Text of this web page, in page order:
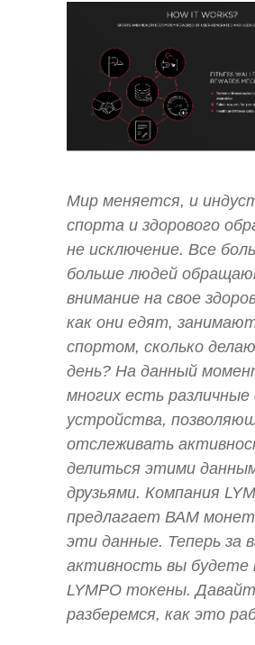
Мир меняется, и
спорта и здорового
не исключение. Все
больше людей
внимание на свое
как они едят,
спортом, сколько
день? На данный
многих есть
устройства,
отслеживать
делиться этими
друзьями. Компания
предлагает ВАМ
эти данные. Теперь за
активность вы будете
LYMPO токены.
разберемся, как это